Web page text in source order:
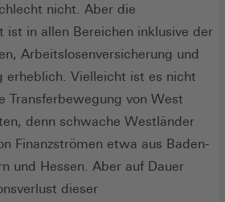
nicht. Aber die
ist in allen Bereichen inklusive der
Arbeitslosenversicherung und
erheblich. Vielleicht ist es nicht
Transferbewegung von West
denn schwache Westländer
Finanzströmen etwa aus Baden-
und Hessen. Aber auf Dauer
dieser